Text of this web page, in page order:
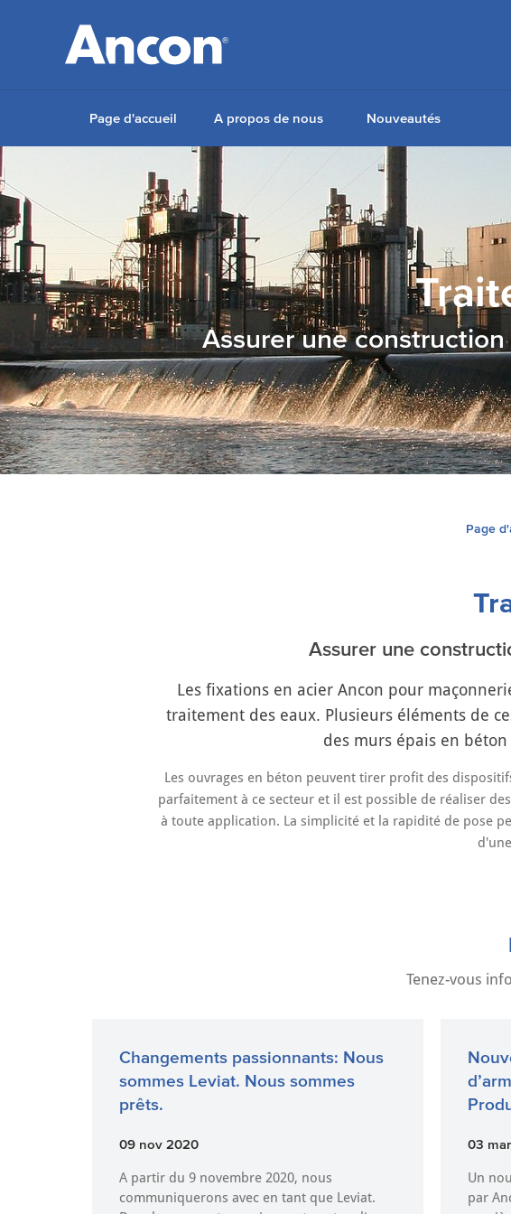
Page d'accueil A propos de nous Nouveautés
Assurer une
Page
Assurer une
Les fixations en acier Ancon pour
traitement des eaux. Plusieurs éléments de
des murs épais en
Les ouvrages en béton peuvent tirer profit des
parfaitement à ce secteur et il est possible de réaliser
à toute application. La simplicité et la rapidité de pose
Tenez-vous
Changements passionnants: Nous
sommes Leviat. Nous sommes
prêts.
09 nov 2020
A partir du 9 novembre 2020, nous
communiquerons avec en tant que Leviat.
03
Un
par